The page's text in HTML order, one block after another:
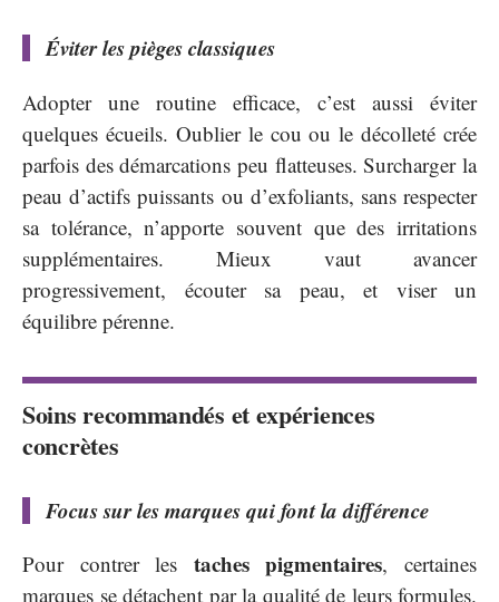
Éviter les pièges classiques
Adopter une routine efficace, c’est aussi éviter
quelques écueils. Oublier le cou ou le décolleté crée
parfois des démarcations peu flatteuses. Surcharger la
peau d’actifs puissants ou d’exfoliants, sans respecter
sa tolérance, n’apporte souvent que des irritations
supplémentaires. Mieux vaut avancer
progressivement, écouter sa peau, et viser un
équilibre pérenne.
Soins recommandés et expériences
concrètes
Focus sur les marques qui font la différence
Pour contrer les taches pigmentaires, certaines
marques se détachent par la qualité de leurs formules.